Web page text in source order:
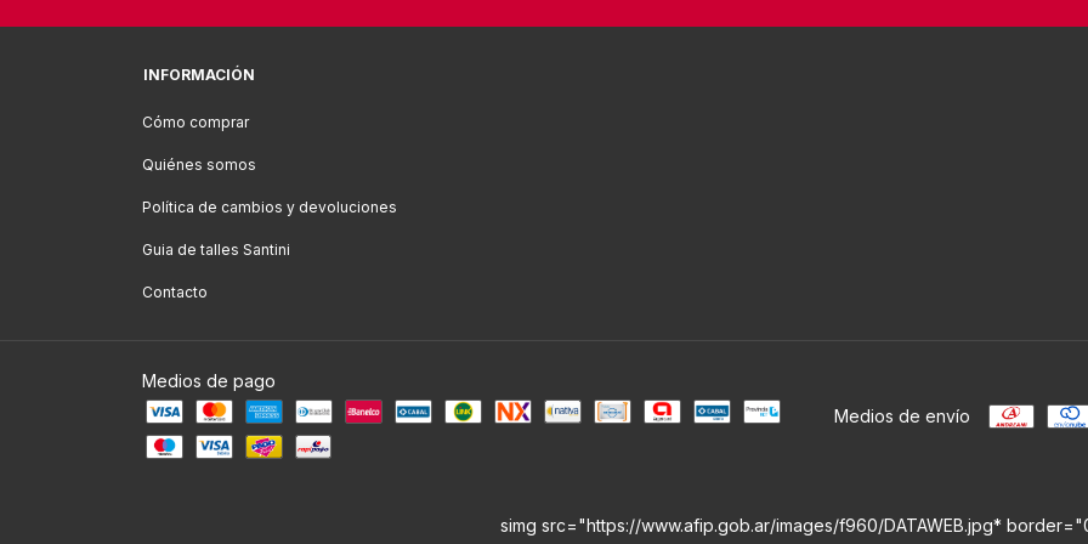
INFORMACIÓN
Cómo comprar
Quiénes somos
Política de cambios y devoluciones
Guia de talles Santini
Contacto
Medios de pago
Medios de envío
simg src="https://www.afip.gob.ar/images/f960/DATAWEB.jpg*